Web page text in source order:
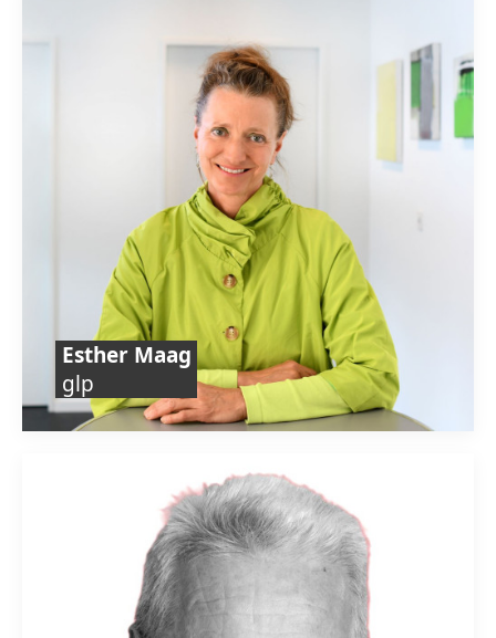
Esther Maag
glp